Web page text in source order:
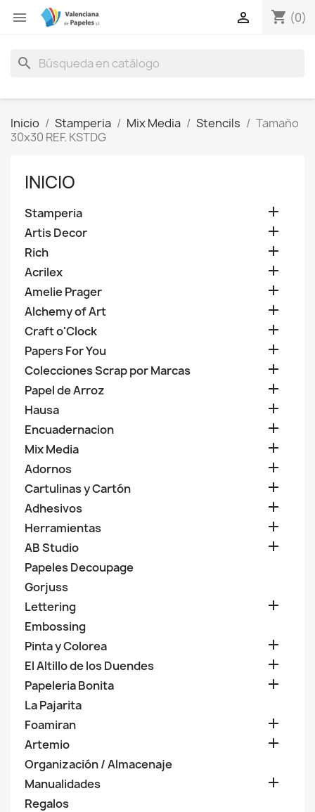
 shopping_cart (0)

search
Inicio Stamperia Mix Media Stencils
Tamaño
30x30 REF. KSTDG
INICIO
Stamperia 
Artis Decor 
Rich 
Acrilex 
Amelie Prager 
Alchemy of Art 
Craft o'Clock 
Papers For You 
Colecciones Scrap por Marcas 
Papel de Arroz 
Hausa 
Encuadernacion 
Mix Media 
Adornos 
Cartulinas y Cartón 
Adhesivos 
Herramientas 
AB Studio 
Papeles Decoupage
Gorjuss
Lettering

Embossing
Pinta y Colorea

El Altillo de los Duendes 
Papeleria Bonita 
La Pajarita
Foamiran

Artemio 
Organización / Almacenaje
Manualidades

Regalos